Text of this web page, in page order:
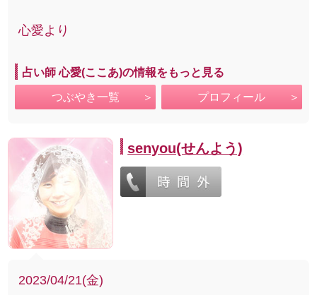
心愛より
占い師 心愛(ここあ)の情報をもっと見る
つぶやき一覧 プロフィール
senyou(せんよう)
2023/04/21(金)